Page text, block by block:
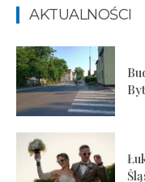
AKTUALNOŚCI